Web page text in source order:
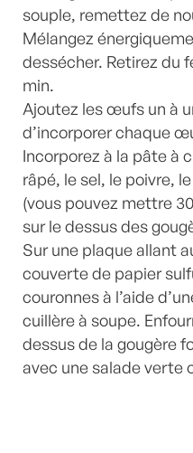
souple, remettez de
Mélangez
dessécher. Retirez du
min.
Ajoutez les œufs un à
d’incorporer chaque
Incorporez à la pâte à
râpé, le sel, le poivre,
(vous pouvez mettre
sur le dessus des
Sur une plaque allant
couverte de papier
couronnes à l’aide
cuillère à soupe.
dessus de la gougère
avec une salade verte